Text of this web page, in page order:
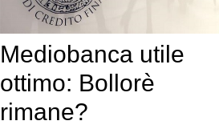
Mediobanca utile
ottimo: Bollorè
rimane?